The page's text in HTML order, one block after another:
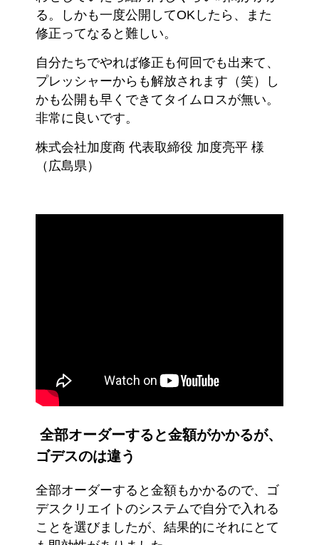
る。しかも一度公開してOKしたら、また
修正ってなると難しい。
自分たちでやれば修正も何回でも出来て、
プレッシャーからも解放されます（笑）し
かも公開も早くできてタイムロスが無い。
非常に良いです。
株式会社加度商 代表取締役 加度亮平 様
（広島県）
全部オーダーすると金額がかかるが、
ゴデスのは違う
全部オーダーすると金額もかかるので、ゴ
デスクリエイトのシステムで自分で入れる
ことを選びましたが、結果的にそれにとて